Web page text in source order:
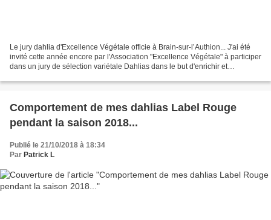
Le jury dahlia d'Excellence Végétale officie à Brain-sur-l’Authion... J'ai été
invité cette année encore par l'Association "Excellence Végétale" à participer
dans un jury de sélection variétale Dahlias dans le but d'enrichir et
Comportement de mes dahlias Label Rouge
pendant la saison 2018...
Publié le 21/10/2018 à 18:34
Par Patrick L